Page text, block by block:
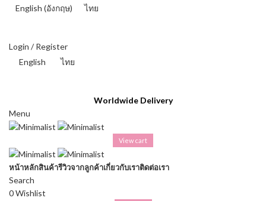
English (อังกฤษ) ไทย
Login / Register
English
ไทย
Worldwide Delivery
Menu
View cart
หน้าหลักสินค้ารีวิวจากลูกค้าเกี่ยวกับเราติดต่อเรา
Search
0Wishlist